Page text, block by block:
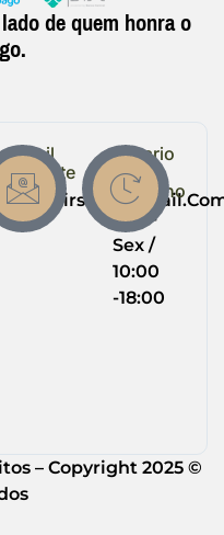
de quem honra o
Email
Suporte
Horario
de
Trabalho
Seg -
Sex /
10:00
-18:00
– Copyright 2025 ©